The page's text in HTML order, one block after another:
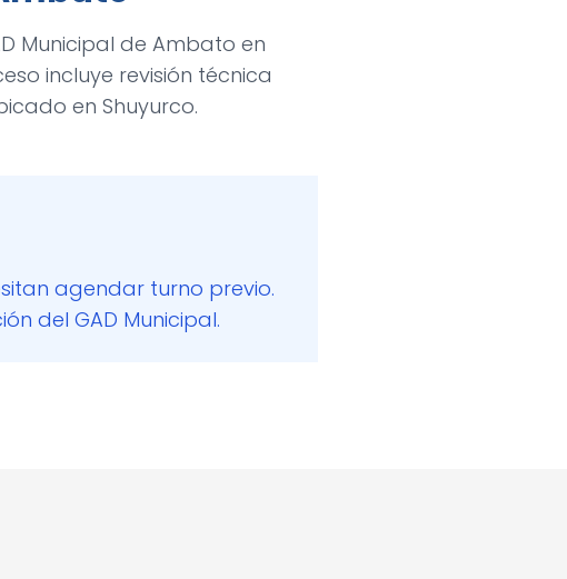
Municipal de Ambato en
incluye revisión técnica
en Shuyurco.
agendar turno previo.
del GAD Municipal.